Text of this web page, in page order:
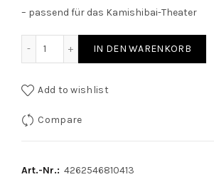
– passend für das Kamishibai-Theater
IN DEN WARENKORB
Add to wishlist
Compare
Art.-Nr.: 4262546810413